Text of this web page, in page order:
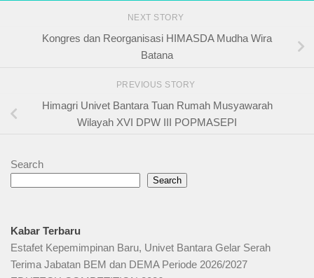
NEXT STORY
Kongres dan Reorganisasi HIMASDA Mudha Wira
Batana
PREVIOUS STORY
Himagri Univet Bantara Tuan Rumah Musyawarah
Wilayah XVI DPW III POPMASEPI
Search
Search
Kabar Terbaru
Estafet Kepemimpinan Baru, Univet Bantara Gelar Serah
Terima Jabatan BEM dan DEMA Periode 2026/2027